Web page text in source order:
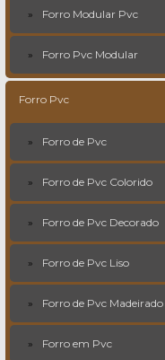
Forro Modular Pvc
Forro Pvc Modular
Forro Pvc
Forro de Pvc
Forro de Pvc Colorido
Forro de Pvc Decorado
Forro de Pvc Liso
Forro de Pvc Madeirado
Forro em Pvc